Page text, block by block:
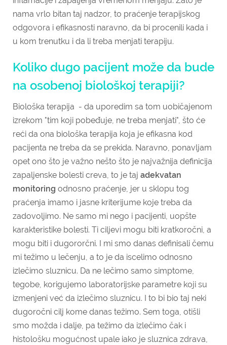
nama vrlo bitan taj nadzor, to praćenje terapijskog
odgovora i efikasnosti naravno, da bi procenili kada i
u kom trenutku i da li treba menjati terapiju.
Koliko dugo pacijent može da bude
na osobenoj biološkoj terapiji?
Biološka terapija - da uporedim sa tom uobičajenom
izrekom "tim koji pobeđuje, ne treba menjati", što će
reći da ona biološka terapija koja je efikasna kod
pacijenta ne treba da se prekida. Naravno, ponavljam
opet ono što je važno nešto što je najvažnija definicija
zapaljenske bolesti creva, to je taj adekvatan
monitoring odnosno praćenje, jer u sklopu tog
praćenja imamo i jasne kriterijume koje treba da
zadovoljimo. Ne samo mi nego i pacijenti, uopšte
karakteristike bolesti. Ti ciljevi mogu biti kratkoročni, a
mogu biti i dugororčni. I mi smo danas definisali čemu
mi težimo u lečenju, a to je da iscelimo odnosno
izlečimo sluznicu. Da ne lečimo samo simptome,
tegobe, korigujemo laboratorijske parametre koji su
izmenjeni već da izlečimo sluznicu. I to bi bio taj neki
dugoročni cilj kome danas težimo. Sem toga, otišli
smo možda i dalje, pa težimo da izlečimo čak i
histološku mogućnost upale iako je sluznica zdrava,